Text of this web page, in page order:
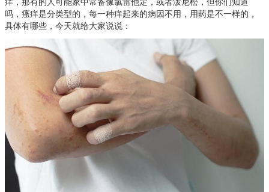
痒，那有的人可能家中常备像氯雷他定，或者泼尼松，但你们知道
吗，瘙痒是分类型的，每一种痒起来的病因不用，用药是不一样的，
具体有哪些，今天就给大家说说：